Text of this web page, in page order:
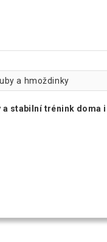
a hmoždinky
a stabilní trénink doma